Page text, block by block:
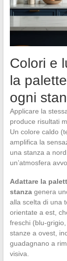
Colori e
la
ogni
Applicare la
produce risultati
Un colore caldo
amplifica la
una stanza a
un’atmosfera
Adattare la
stanzagenera
alla scelta di una
orientate a est,
freschi (blu-
stanze a ovest,
guadagnano a
visiva.